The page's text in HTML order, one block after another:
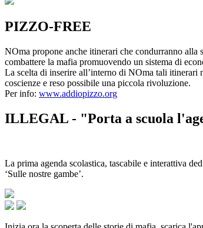
PIZZO-FREE
NOma propone anche itinerari che condurranno
combattere la mafia promuovendo un sistema di
La scelta di inserire all’interno di NOma tali itinerari
coscienze e reso possibile una piccola rivoluzione.
Per info: www.addiopizzo.org
ILLEGAL - "Porta a scuola
La prima agenda scolastica, tascabile e interattiva
‘Sulle nostre gambe’.